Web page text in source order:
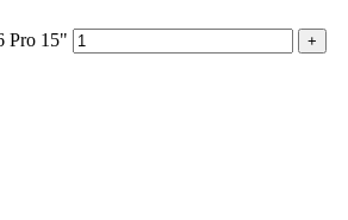
Pro 15"